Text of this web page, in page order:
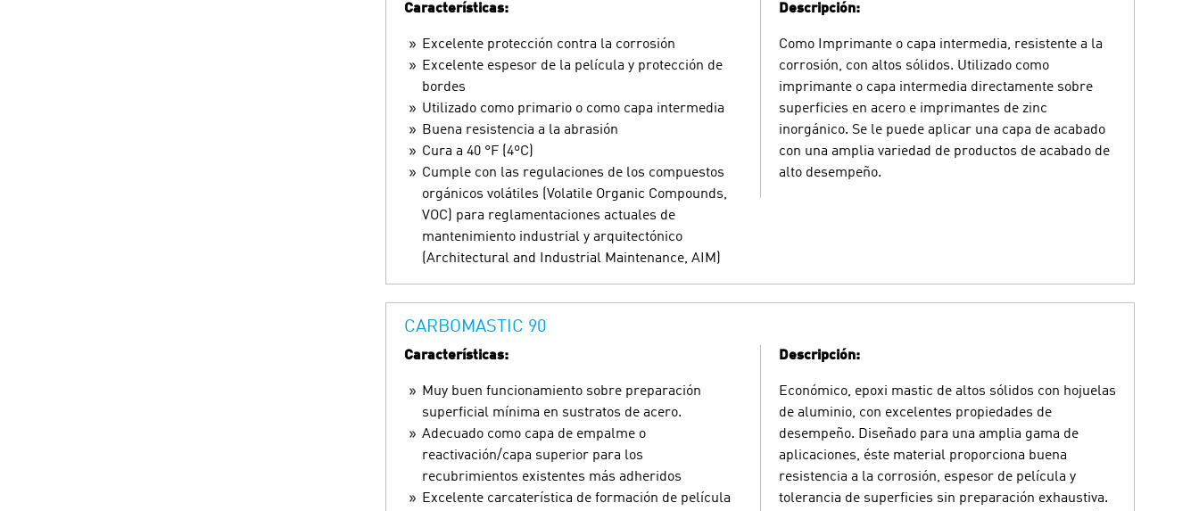
Características:
Excelente protección contra la corrosión
Excelente espesor de la película y protección de
bordes
Utilizado como primario o como capa intermedia
Buena resistencia a la abrasión
Cura a 40 °F (4ºC)
Cumple con las regulaciones de los compuestos
orgánicos volátiles (Volatile Organic Compounds,
VOC) para reglamentaciones actuales de
mantenimiento industrial y arquitectónico
(Architectural and Industrial Maintenance, AIM)
Descripción:
Como Imprimante o capa intermedia, resistente a la
corrosión, con altos sólidos. Utilizado como
imprimante o capa intermedia directamente sobre
superficies en acero e imprimantes de zinc
inorgánico. Se le puede aplicar una capa de acabado
con una amplia variedad de productos de acabado de
alto desempeño.
CARBOMASTIC 90
Características:
Muy buen funcionamiento sobre preparación
superficial mínima en sustratos de acero.
Adecuado como capa de empalme o
reactivación/capa superior para los
recubrimientos existentes más adheridos
Excelente carcaterística de formación de película
Descripción:
Económico, epoxi mastic de altos sólidos con hojuelas
de aluminio, con excelentes propiedades de
desempeño. Diseñado para una amplia gama de
aplicaciones, éste material proporciona buena
resistencia a la corrosión, espesor de película y
tolerancia de superficies sin preparación exhaustiva.